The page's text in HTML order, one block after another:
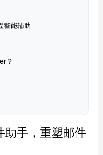
智能辅助
？
助手，重塑邮件